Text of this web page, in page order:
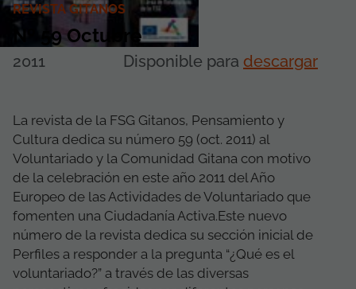
REVISTA GITANOS
Nº 59 Octubre
2011 Disponible para descargar
La revista de la FSG Gitanos, Pensamiento y
Cultura dedica su número 59 (oct. 2011) al
Voluntariado y la Comunidad Gitana con motivo
de la celebración en este año 2011 del Año
Europeo de las Actividades de Voluntariado que
fomenten una Ciudadanía Activa.Este nuevo
número de la revista dedica su sección inicial de
Perfiles a responder a la pregunta “¿Qué es el
voluntariado?” a través de las diversas